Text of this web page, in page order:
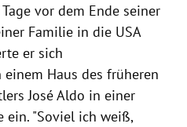
vor dem Ende seiner
Familie in die USA
er sich
Haus des früheren
José Aldo in einer
ein. "Soviel ich weiß,